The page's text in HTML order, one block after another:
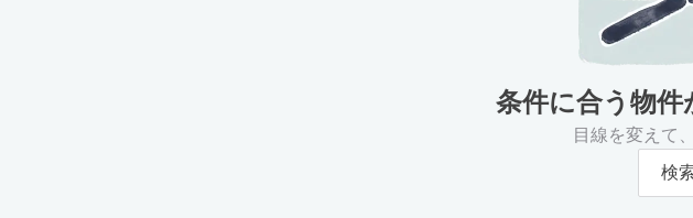
条件に合う物件
目線を変えて
検